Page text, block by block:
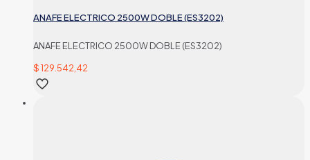
ANAFE ELECTRICO 2500W DOBLE (ES3202)
ANAFE ELECTRICO 2500W DOBLE (ES3202)
$129.542,42